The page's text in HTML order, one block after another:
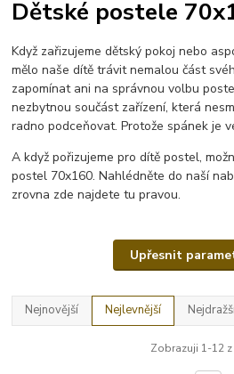
Dětské postele
Když zařizujeme dětský pokoj nebo
mělo naše dítě trávit nemalou část
zapomínat ani na správnou volbu
nezbytnou součást zařízení, která
radno podceňovat. Protože spánek je
A když pořizujeme pro dítě postel,
postel 70x160. Nahlédněte do naší
zrovna zde najdete tu pravou.
Upřesnit
Nejnovější Nejlevnější
Zobrazuji 1-12